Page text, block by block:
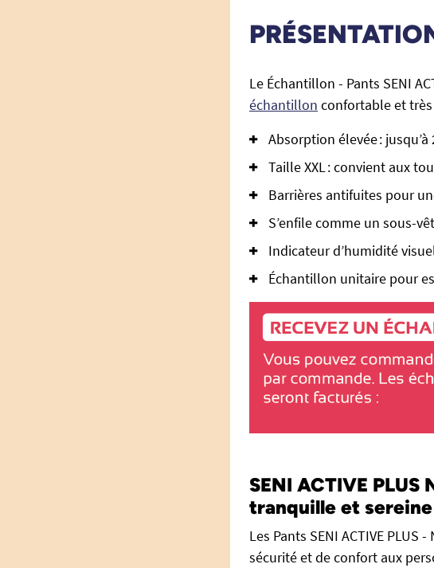
Le Échantillon - Pants SENI
échantillon confortable et
Absorption élevée :
Taille XXL : convient aux
Barrières antifuites pour
S’enfile comme un sous-
Indicateur d’humidité
Échantillon unitaire pour
SENI ACTIVE
tranquille et
Les Pants SENI ACTIVE
sécurité et de confort aux